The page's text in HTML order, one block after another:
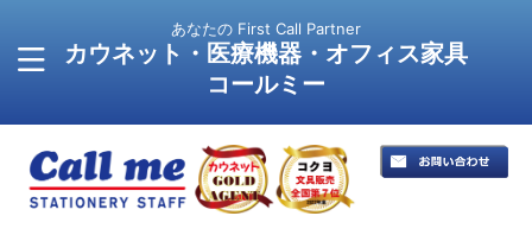
あなたの First Call Partner
カウネット・医療機器・オフィス家具
コールミー